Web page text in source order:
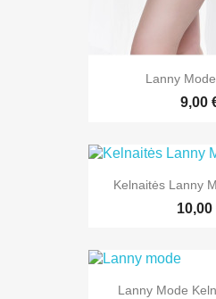
Lanny
9,00
Kelnaitės Lanny
10,00
Lanny Mode